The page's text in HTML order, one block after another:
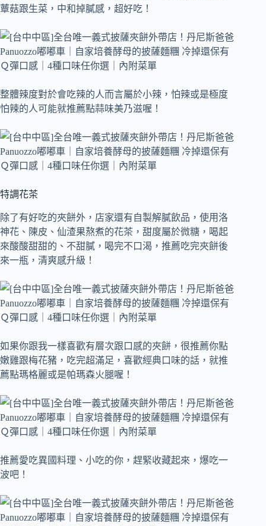
蕈菇跟生菜，中和掉膩感，超好吃！
整體辣度對於會吃辣的人而言屬於小辣，怕辣或是極度
怕辣的人可能就推薦點蒜味美乃滋喔！
特調花茶
除了有好吃的夾餅外，店家還有自製解膩飲品，使用洛
神花、陳皮、仙渣果熬煮的花茶，甜度屬於微糖，喝起
來酸酸甜甜的、不甜膩，喝完不口渴，推薦吃完夾餅後
來一瓶，清爽感升級！
如果你跟我一樣喜歡有層次跟口感的夾餅，很推薦你點
嫩雞跟梅花豬，吃完超滿足，喜歡經典口味的話，就推
薦點瑪格麗或是帕瑪森火腿喔！
推薦愛吃異國料理、小吃的你，趕緊收藏起來，爆吃一
波吧！